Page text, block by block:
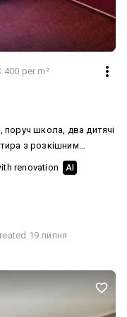
400 per m²
поруч школа, два дитячі
роздільні, санвузол
ремонт. Частково
та сантехніку,
renovation AI
19 липня